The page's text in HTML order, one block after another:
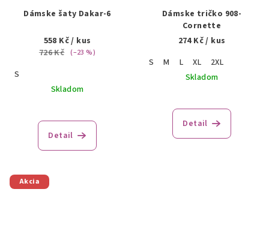
Dámske šaty Dakar-6
558 Kč/ kus
726 Kč (–23 %)
S
Skladom
hodnotenie
produktu
Detail
Dámske tričko 908-
Cornette
274 Kč/ kus
S
M L XL
2XL
Skladom
Detail
Akcia